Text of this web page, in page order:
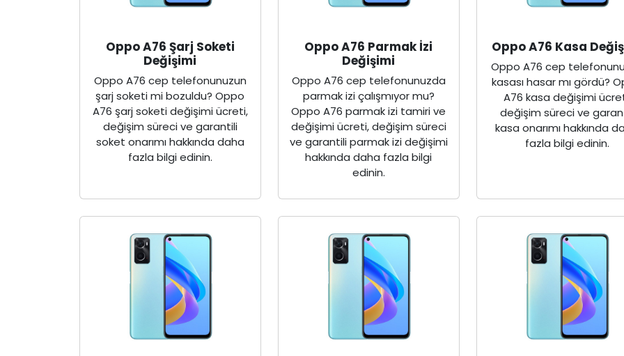
Oppo A76 Şarj Soketi
Değişimi
Oppo A76 cep telefonunuzun
şarj soketi mi bozuldu? Oppo
A76 şarj soketi değişimi ücreti,
değişim süreci ve garantili
soket onarımı hakkında daha
fazla bilgi edinin.
Oppo A76 Parmak İzi
Değişimi
Oppo A76 cep telefonunuzda
parmak izi çalışmıyor mu?
Oppo A76 parmak izi tamiri ve
değişimi ücreti, değişim süreci
ve garantili parmak izi değişimi
hakkında daha fazla bilgi
edinin.
Oppo A76 Kasa
Oppo A76 cep
kasası hasar mı gördü?
A76 kasa değişimi
değişim süreci ve
kasa onarımı hakkında
fazla bilgi edinin.